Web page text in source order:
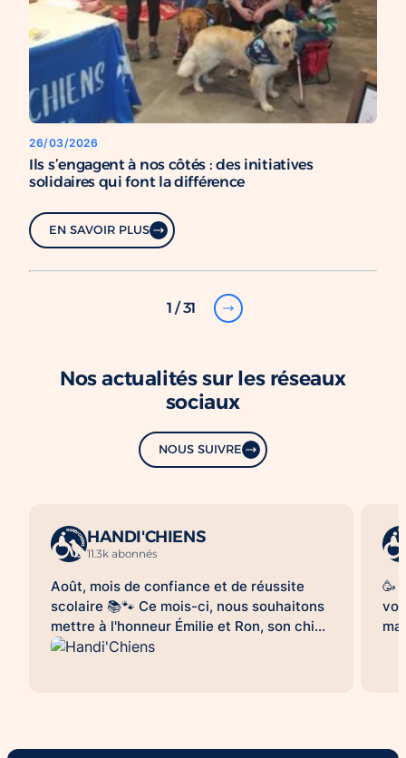
26/03/2026
Ils s’engagent à nos côtés : des initiatives
solidaires qui font la différence
EN SAVOIR PLUS
1 / 31
Nos actualités sur les réseaux
sociaux
NOUS SUIVRE
HANDI'CHIENS
11.3k abonnés
Août, mois de confiance et de réussite
scolaire 📚🐾 Ce mois-ci, nous souhaitons
mettre à l'honneur Émilie et Ron, son chien
d'assistance à la réussite scolaire
confiance et d'apaisement. Sa présence
🥳